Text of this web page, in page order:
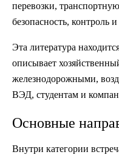
перевозки,
безопасность, контроль
Эта литература
описывает
железнодорожными,
ВЭД, студентам и
Основные
Внутри категории